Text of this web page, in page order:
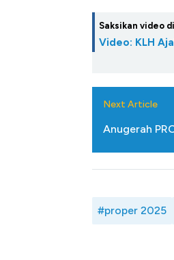
Saksikan video
Video: KLH
Next Article
Anugerah
#proper 2025